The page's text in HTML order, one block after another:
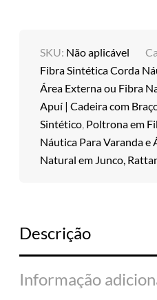
SKU: Não aplicável
Fibra Sintética Corda
Área Externa ou Fibra
Apuí | Cadeira com
Sintético, Poltrona em
Náutica Para Varanda e
Natural em Junco,
Descrição
Informação